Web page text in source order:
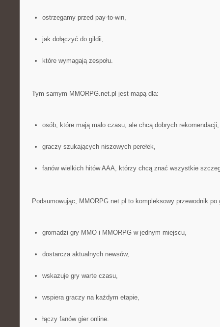
ostrzegamy przed pay-to-win,
jak dołączyć do gildii,
które wymagają zespołu.
Tym samym MMORPG.net.pl jest mapą dla:
osób, które mają mało czasu, ale chcą dobrych rekomendacji,
graczy szukających niszowych perełek,
fanów wielkich hitów AAA, którzy chcą znać wszystkie
Podsumowując, MMORPG.net.pl to kompleksowy przewodnik po
gromadzi gry MMO i MMORPG w jednym miejscu,
dostarcza aktualnych newsów,
wskazuje gry warte czasu,
wspiera graczy na każdym etapie,
łączy fanów gier online.